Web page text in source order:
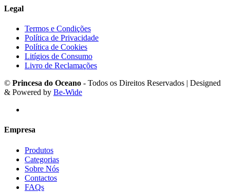
Legal
Termos e Condições
Política de Privacidade
Política de Cookies
Litígios de Consumo
Livro de Reclamações
© Princesa do Oceano - Todos os Direitos Reservados | Designed
& Powered by Be-Wide
Empresa
Produtos
Categorias
Sobre Nós
Contactos
FAQs